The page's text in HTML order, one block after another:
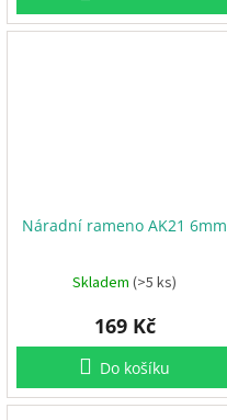
Náradní rameno AK21 6mm
Skladem (>5 ks)
169 Kč
Do košíku